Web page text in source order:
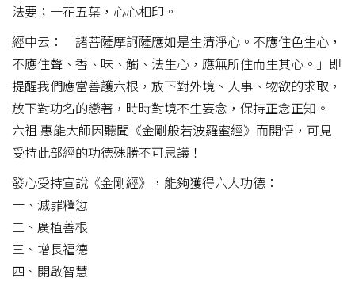
法要；一花五葉，心心相印。
經中云：「諸菩薩摩訶薩應如是生清淨心。不應住色生心，
不應住聲、香、味、觸、法生心，應無所住而生其心。」即
提醒我們應當善護六根，放下對外境、人事、物欲的求取，
放下對功名的戀著，時時對境不生妄念，保持正念正知。
六祖 惠能大師因聽聞《金剛般若波羅蜜經》而開悟，可見
受持此部經的功德殊勝不可思議！
發心受持宣說《金剛經》，能夠獲得六大功德：
一、滅罪釋愆
二、廣植善根
三、增長福德
四、開啟智慧